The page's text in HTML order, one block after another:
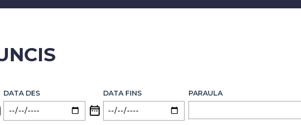
DATA DES DATA FINS PARAULA